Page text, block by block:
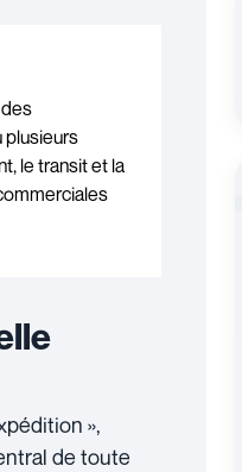
plusieurs
le transit et la
»,
de toute